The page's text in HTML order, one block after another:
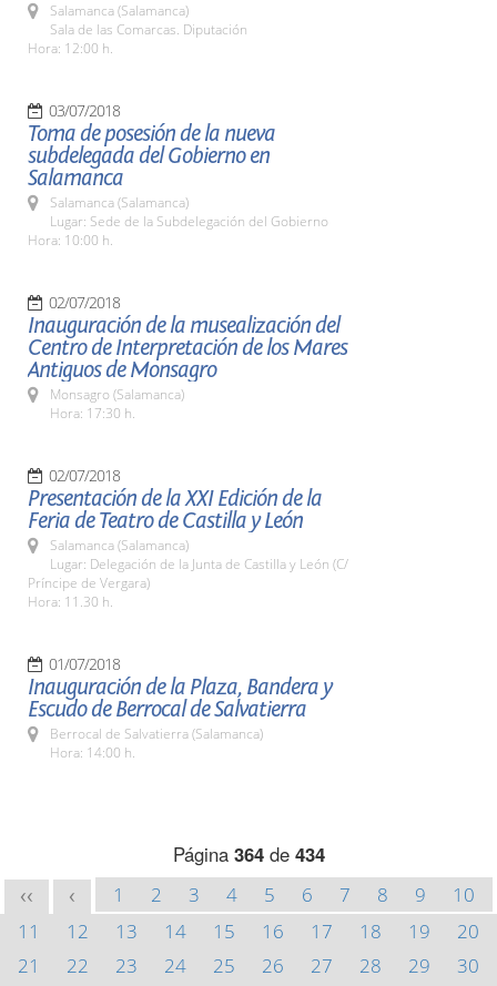
Salamanca (Salamanca)
Sala de las Comarcas. Diputación
Hora: 12:00 h.
03/07/2018
Toma de posesión de la nueva
subdelegada del Gobierno en
Salamanca
Salamanca (Salamanca)
Lugar: Sede de la Subdelegación del Gobierno
Hora: 10:00 h.
02/07/2018
Inauguración de la musealización del
Centro de Interpretación de los Mares
Antiguos de Monsagro
Monsagro (Salamanca)
Hora: 17:30 h.
02/07/2018
Presentación de la XXI Edición de la
Feria de Teatro de Castilla y León
Salamanca (Salamanca)
Lugar: Delegación de la Junta de Castilla y León (C/
Príncipe de Vergara)
Hora: 11.30 h.
01/07/2018
Inauguración de la Plaza, Bandera y
Escudo de Berrocal de Salvatierra
Berrocal de Salvatierra (Salamanca)
Hora: 14:00 h.
Página 364de 434
<< < 1 2 3 4 5 6 7 8 9
10
11
12 13 14 15 16 17 18 19
20
21
22 23 24 25 26 27 28 29
30